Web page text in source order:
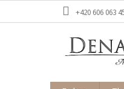
+420 606 063